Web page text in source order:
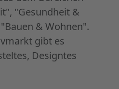
"Gesundheit &
& Wohnen".
gibt es
Designtes